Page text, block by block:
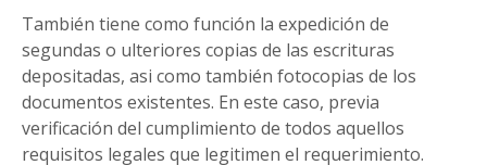
También tiene como función la expedición de
segundas o ulteriores copias de las escrituras
depositadas, asi como también fotocopias de los
documentos existentes. En este caso, previa
verificación del cumplimiento de todos aquellos
requisitos legales que legitimen el requerimiento.